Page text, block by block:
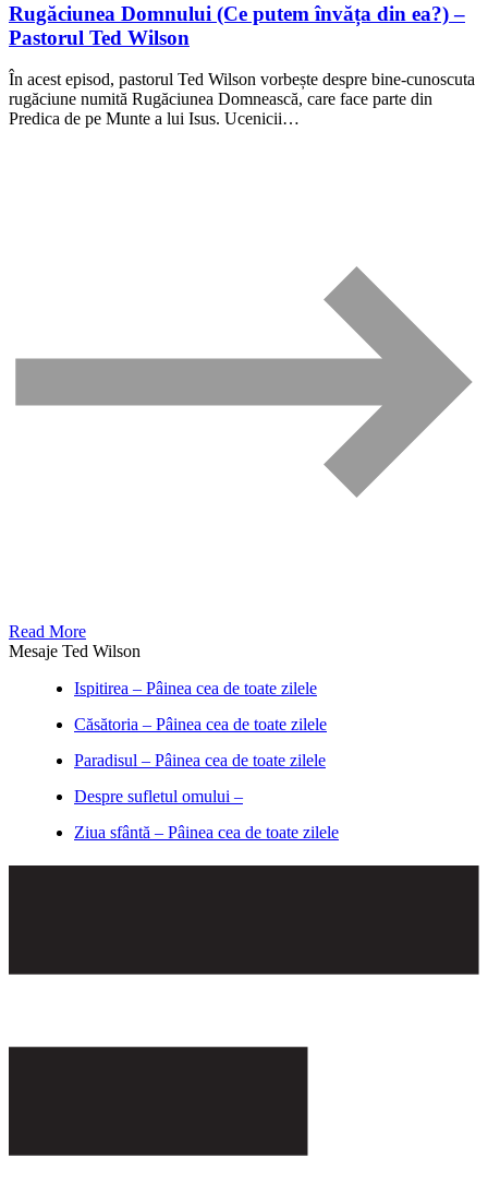
Rugăciunea Domnului (Ce putem învăța din ea?) –
Pastorul Ted Wilson
În acest episod, pastorul Ted Wilson vorbește despre bine-cunoscuta
rugăciune numită Rugăciunea Domnească, care face parte din
Predica de pe Munte a lui Isus. Ucenicii…
Read More
Mesaje Ted Wilson
Ispitirea – Pâinea cea de toate zilele
Căsătoria – Pâinea cea de toate zilele
Paradisul – Pâinea cea de toate zilele
Despre sufletul omului –
Ziua sfântă – Pâinea cea de toate zilele